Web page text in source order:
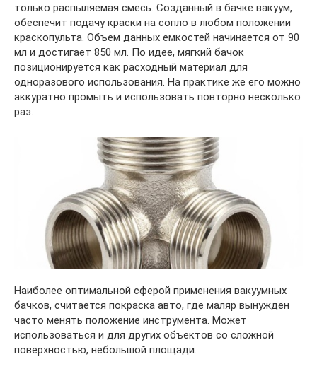
только распыляемая смесь. Созданный в бачке вакуум,
обеспечит подачу краски на сопло в любом положении
краскопульта. Объем данных емкостей начинается от 90
мл и достигает 850 мл. По идее, мягкий бачок
позиционируется как расходный материал для
одноразового использования. На практике же его можно
аккуратно промыть и использовать повторно несколько
раз.
Наиболее оптимальной сферой применения вакуумных
бачков, считается покраска авто, где маляр вынужден
часто менять положение инструмента. Может
использоваться и для других объектов со сложной
поверхностью, небольшой площади.